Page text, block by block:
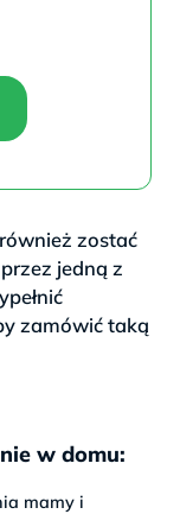
zostać
jedną z
zamówić taką
w domu:
mamy i